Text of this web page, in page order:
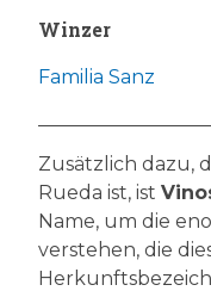
Winzer
Familia Sanz
Zusätzlich dazu,
Rueda ist, ist
Name, um die
verstehen, die